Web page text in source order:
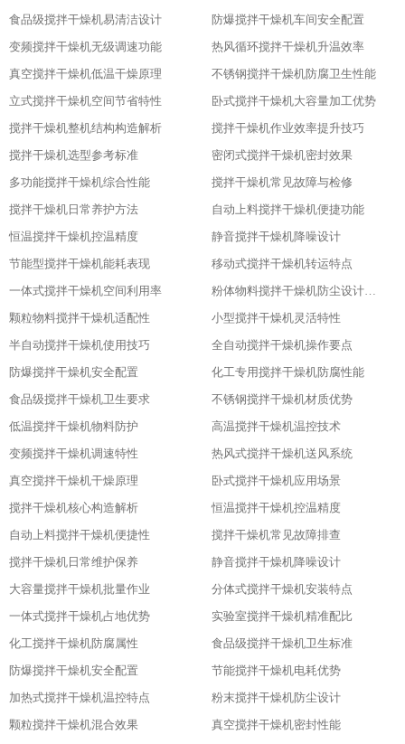
食品级搅拌干燥机易清洁设计
防爆搅拌干燥机车间安全配置
变频搅拌干燥机无级调速功能
热风循环搅拌干燥机升温效率
真空搅拌干燥机低温干燥原理
不锈钢搅拌干燥机防腐卫生性能
立式搅拌干燥机空间节省特性
卧式搅拌干燥机大容量加工优势
搅拌干燥机整机结构构造解析
搅拌干燥机作业效率提升技巧
搅拌干燥机选型参考标准
密闭式搅拌干燥机密封效果
多功能搅拌干燥机综合性能
搅拌干燥机常见故障与检修
搅拌干燥机日常养护方法
自动上料搅拌干燥机便捷功能
恒温搅拌干燥机控温精度
静音搅拌干燥机降噪设计
节能型搅拌干燥机能耗表现
移动式搅拌干燥机转运特点
一体式搅拌干燥机空间利用率
粉体物料搅拌干燥机防尘设计粉体物料搅拌干燥机防尘设计
颗粒物料搅拌干燥机适配性
小型搅拌干燥机灵活特性
半自动搅拌干燥机使用技巧
全自动搅拌干燥机操作要点
防爆搅拌干燥机安全配置
化工专用搅拌干燥机防腐性能
食品级搅拌干燥机卫生要求
不锈钢搅拌干燥机材质优势
低温搅拌干燥机物料防护
高温搅拌干燥机温控技术
变频搅拌干燥机调速特性
热风式搅拌干燥机送风系统
真空搅拌干燥机干燥原理
卧式搅拌干燥机应用场景
搅拌干燥机核心构造解析
恒温搅拌干燥机控温精度
自动上料搅拌干燥机便捷性
搅拌干燥机常见故障排查
搅拌干燥机日常维护保养
静音搅拌干燥机降噪设计
大容量搅拌干燥机批量作业
分体式搅拌干燥机安装特点
一体式搅拌干燥机占地优势
实验室搅拌干燥机精准配比
化工搅拌干燥机防腐属性
食品级搅拌干燥机卫生标准
防爆搅拌干燥机安全配置
节能搅拌干燥机电耗优势
加热式搅拌干燥机温控特点
粉末搅拌干燥机防尘设计
颗粒搅拌干燥机混合效果
真空搅拌干燥机密封性能